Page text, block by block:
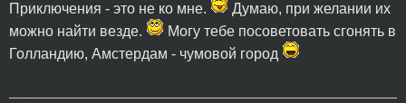
Приключения - это не ко мне.
Думаю, при желании их
можно найти везде.
Могу тебе посоветовать сгонять в
Голландию, Амстердам - чумовой город